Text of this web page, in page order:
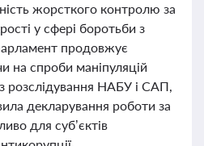
жорсткого контролю за
у сфері боротьби з
продовжує
на спроби маніпуляцій
розслідування НАБУ і САП,
декларування роботи за
для суб’єктів